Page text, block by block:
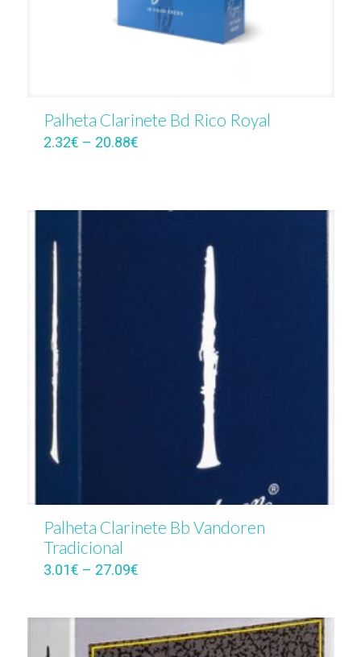
Palheta Clarinete Bd Rico Royal
2.32€ – 20.88€
Palheta Clarinete Bb Vandoren
Tradicional
3.01€ – 27.09€